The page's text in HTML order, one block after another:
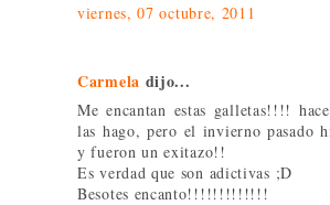
viernes, 07 octubre, 2011
Carmela dijo...
Me encantan estas galletas!!!!
las hago, pero el invierno pasado
y fueron un exitazo!!
Es verdad que son adictivas ;D
Besotes encanto!!!!!!!!!!!!!